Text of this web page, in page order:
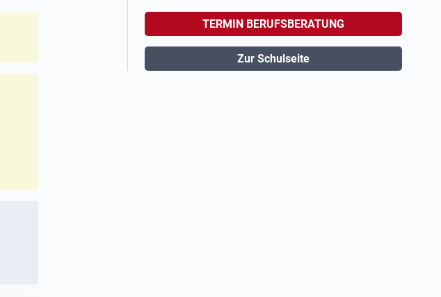
TERMIN BERUFSBERATUNG
Zur Schulseite